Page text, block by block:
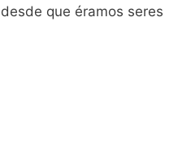
que éramos seres